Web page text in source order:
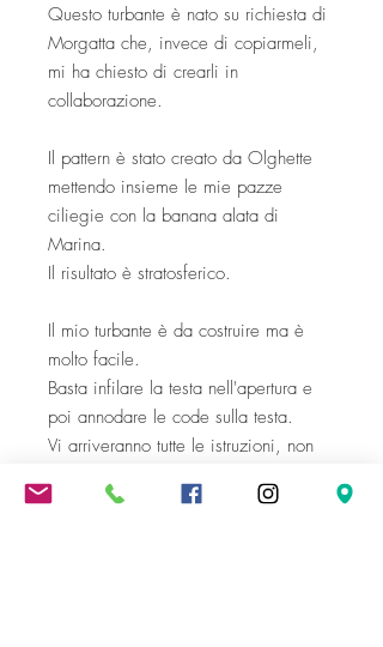
Questo turbante è nato su richiesta di
Morgatta che, invece di copiarmeli,
mi ha chiesto di crearli in
collaborazione.
Il pattern è stato creato da Olghette
mettendo insieme le mie pazze
ciliegie con la banana alata di
Marina.
Il risultato è stratosferico.
Il mio turbante è da costruire ma è
molto facile.
Basta infilare la testa nell'apertura e
poi annodare le code sulla testa.
Vi arriveranno tutte le istruzioni, non